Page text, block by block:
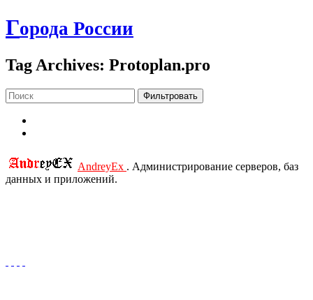
Города России
Tag Archives: Protoplan.pro
Фильтровать
AndreyEx . Администрирование серверов, баз
данных и приложений.